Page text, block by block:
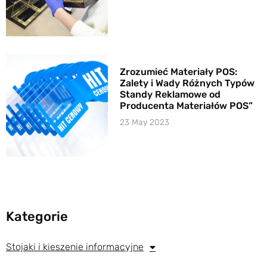
Zrozumieć Materiały POS:
Zalety i Wady Różnych Typów
Standy Reklamowe od
Producenta Materiałów POS”
23 May 2023
Kategorie
Stojaki i kieszenie informacyjne